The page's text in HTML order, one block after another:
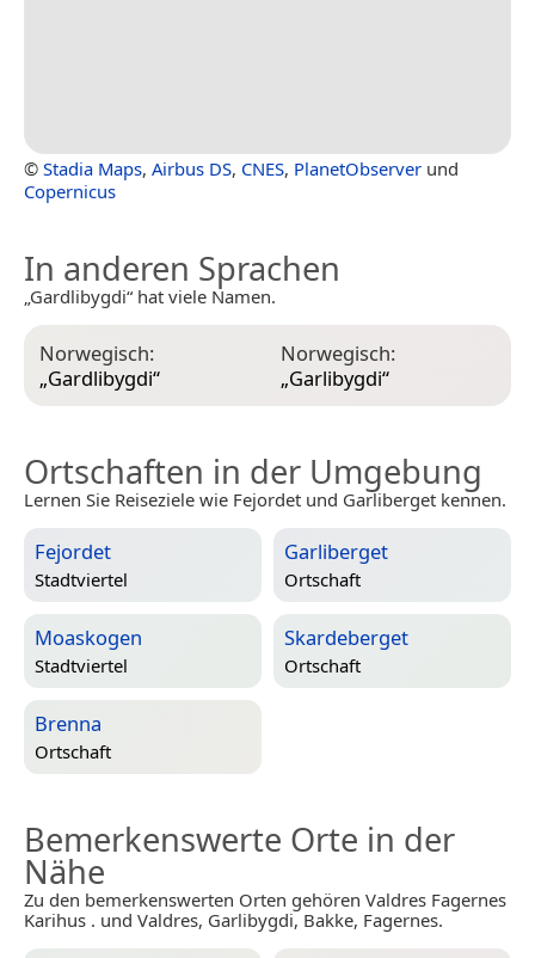
© Stadia Maps, Airbus DS, CNES, PlanetObserver und
Copernicus
In anderen Sprachen
„Gardlibygdi“ hat viele Namen.
Norwegisch:
„Gardlibygdi“
Norwegisch:
„Garlibygdi“
Ortschaften in der Umgebung
Lernen Sie Reiseziele wie Fejordet und Garliberget kennen.
Fejordet
Stadtviertel
Garliberget
Ortschaft
Moaskogen
Stadtviertel
Skardeberget
Ortschaft
Brenna
Ortschaft
Bemerkenswerte Orte in der
Nähe
Zu den bemerkenswerten Orten gehören Valdres Fagernes
Karihus . und Valdres, Garlibygdi, Bakke, Fagernes.